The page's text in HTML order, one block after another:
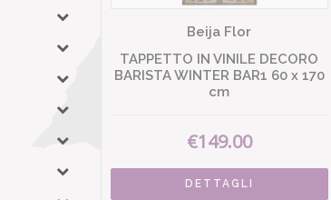
Beija Flor
TAPPETTO IN VINILE DECORO
BARISTA WINTER BAR1 60 x 170
cm
€149.00
DETTAGLI